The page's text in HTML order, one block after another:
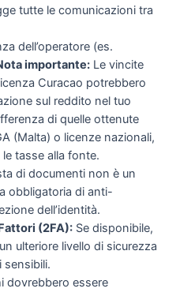
tutte le comunicazioni tra
dell’operatore (es.
importante: Le vincite
Curacao potrebbero
sul reddito nel tuo
di quelle ottenute
(Malta) o licenze nazionali,
tasse alla fonte.
di documenti non è un
obbligatoria di anti-
dell’identità.
(2FA): Se disponibile,
ulteriore livello di sicurezza
sensibili.
dovrebbero essere